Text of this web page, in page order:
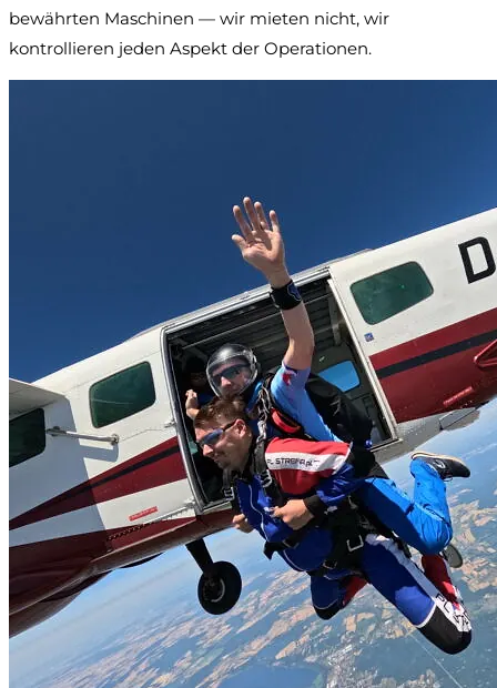
bewährten Maschinen — wir mieten nicht, wir
kontrollieren jeden Aspekt der Operationen.